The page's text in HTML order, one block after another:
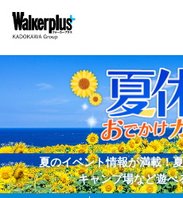
夏のイベント情報が満載！
キャンプ場など遊べ